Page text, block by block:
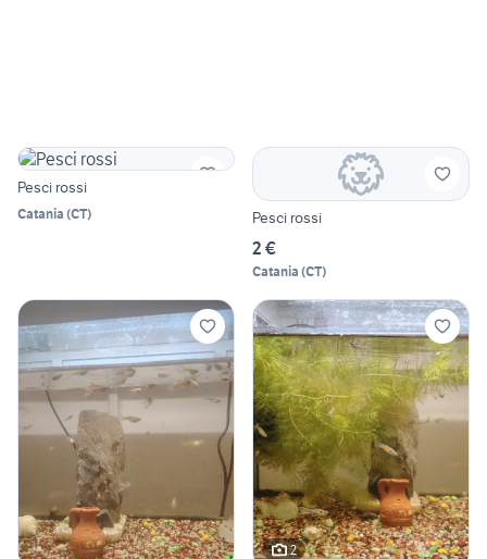
Pesci rossi
Catania (CT) Pesci rossi
2 €
Catania (CT)
2